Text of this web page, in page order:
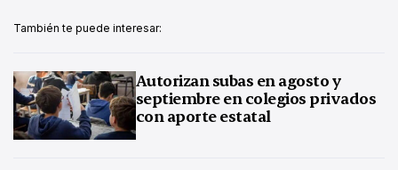
También te puede interesar:
Autorizan subas en agosto y
septiembre en colegios privados
con aporte estatal